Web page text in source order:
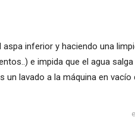
inferior y haciendo una
e impida que el agua salga
un lavado a la máquina en vacío